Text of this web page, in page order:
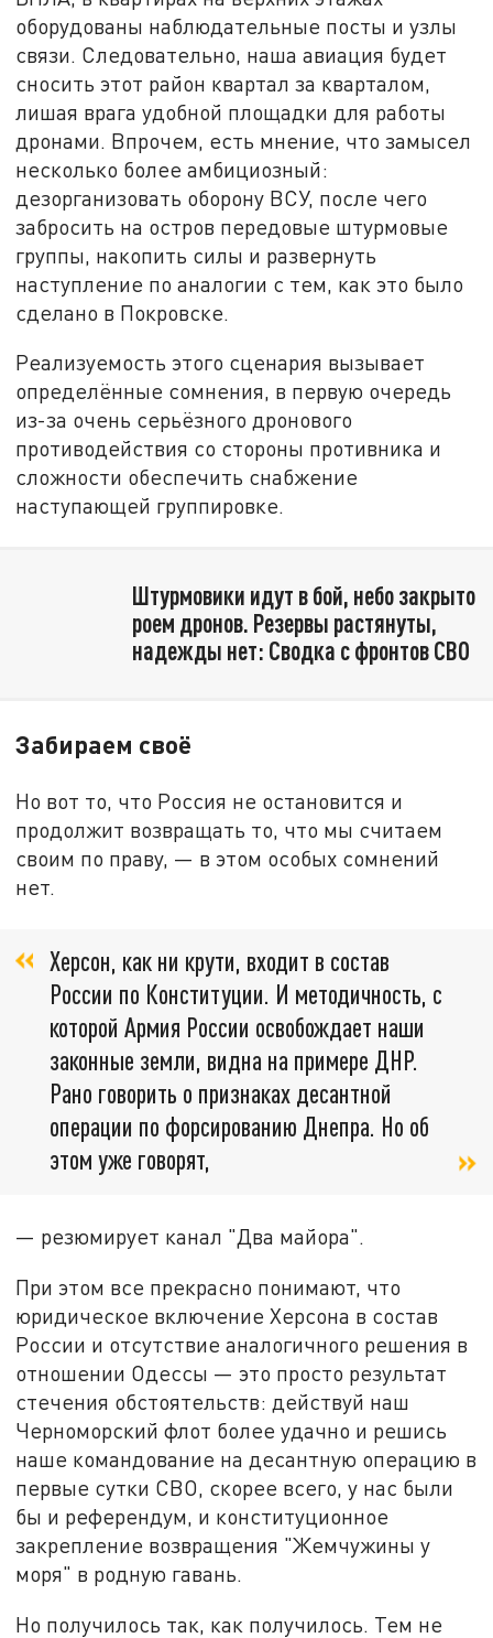
оборудованы наблюдательные посты и узлы
связи. Следовательно, наша авиация будет
сносить этот район квартал за кварталом,
лишая врага удобной площадки для работы
дронами. Впрочем, есть мнение, что замысел
несколько более амбициозный:
дезорганизовать оборону ВСУ, после чего
забросить на остров передовые штурмовые
группы, накопить силы и развернуть
наступление по аналогии с тем, как это было
сделано в Покровске.
Реализуемость этого сценария вызывает
определённые сомнения, в первую очередь
из-за очень серьёзного дронового
противодействия со стороны противника и
сложности обеспечить снабжение
наступающей группировке.
Штурмовики идут в бой, небо закрыто
роем дронов. Резервы растянуты,
надежды нет: Сводка с фронтов СВО
Забираем своё
Но вот то, что Россия не остановится и
продолжит возвращать то, что мы считаем
своим по праву, — в этом особых сомнений
нет.
Херсон, как ни крути, входит в состав
России по Конституции. И методичность, с
которой Армия России освобождает наши
законные земли, видна на примере ДНР.
Рано говорить о признаках десантной
операции по форсированию Днепра. Но об
этом уже говорят,
— резюмирует канал "Два майора".
При этом все прекрасно понимают, что
юридическое включение Херсона в состав
России и отсутствие аналогичного решения в
отношении Одессы — это просто результат
стечения обстоятельств: действуй наш
Черноморский флот более удачно и решись
наше командование на десантную операцию в
первые сутки СВО, скорее всего, у нас были
бы и референдум, и конституционное
закрепление возвращения "Жемчужины у
моря" в родную гавань.
Но получилось так, как получилось. Тем не